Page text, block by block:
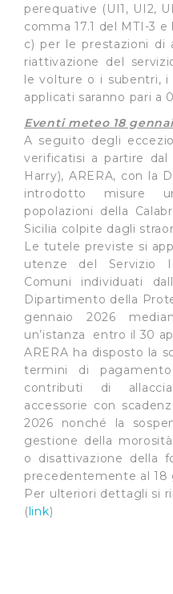
perequative (UI1, UI2,
comma 17.1 del MTI-3 e
c) per le prestazioni di
riattivazione del
le volture o i subentri,
applicati saranno pari a
Eventi meteo 18
A seguito degli
verificatisi a partire dal
Harry), ARERA, con la
introdotto misure
popolazioni della
Sicilia colpite dagli
Le tutele previste si
utenze del Servizio
Comuni individuati
Dipartimento della
gennaio 2026
un’istanza entro il 30
ARERA ha disposto la
termini di
contributi di
accessorie con
2026 nonché la
gestione della
o disattivazione della
precedentemente al 18
Per ulteriori dettagli si
(link)